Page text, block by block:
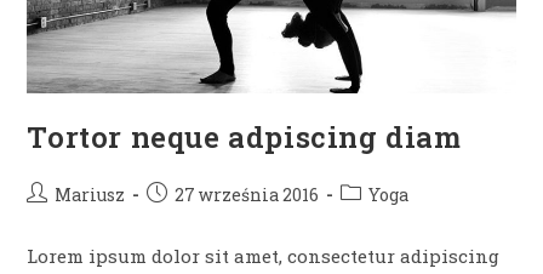
Tortor neque adpiscing diam
PostMariusz
Post27 września 2016
PostYoga
Lorem ipsum dolor sit amet, consectetur adipiscing